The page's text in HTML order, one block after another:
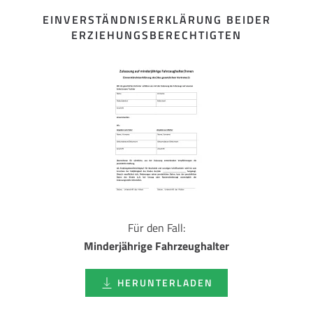
EINVERSTÄNDNISERKLÄRUNG BEIDER
ERZIEHUNGSBERECHTIGTEN
Für den Fall:
Minderjährige Fahrzeughalter
HERUNTERLADEN